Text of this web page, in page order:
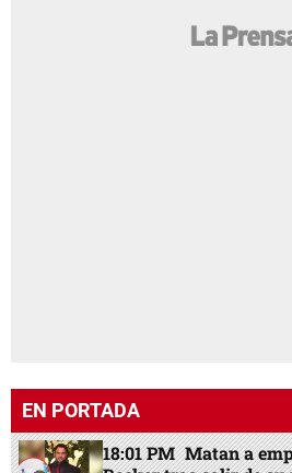
EN PORTADA
18:01 PM Matan a